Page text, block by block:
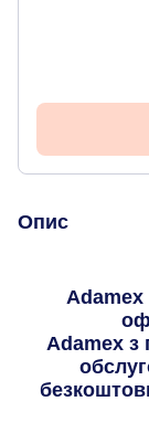
Опис
Adamex
Adamex з